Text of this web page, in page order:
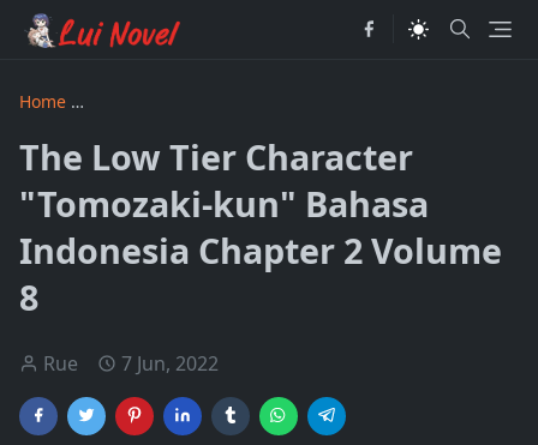
Home
The Low Tier Character
"Tomozaki-kun" Bahasa
Indonesia Chapter 2 Volume
8
Rue 7 Jun, 2022